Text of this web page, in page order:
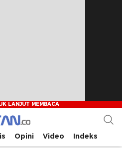
fakta bagi pembaca
Opini Video Indeks